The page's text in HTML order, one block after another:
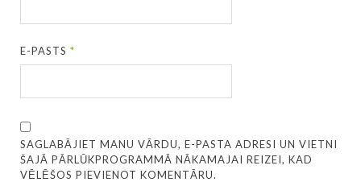
E-PASTS*
SAGLABĀJIET MANU VĀRDU, E-PASTA ADRESI UN VIETNI
ŠAJĀ PĀRLŪKPROGRAMMĀ NĀKAMAJAI REIZEI, KAD
VĒLĒŠOS PIEVIENOT KOMENTĀRU.